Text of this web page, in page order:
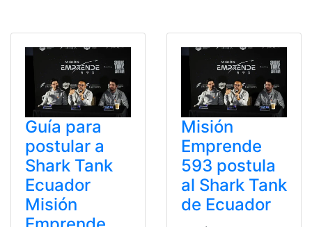
Guía para
postular a
Shark Tank
Ecuador
Misión
Misión
Emprende
593 postula
al Shark Tank
de Ecuador